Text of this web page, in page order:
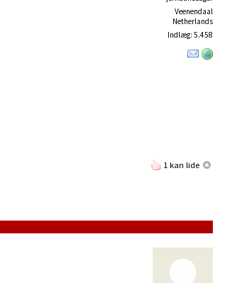
Veenendaal
Netherlands
Indlæg: 5.458
1 kan lide